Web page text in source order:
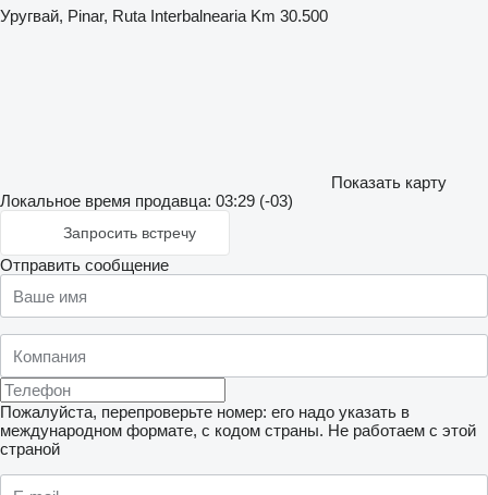
Уругвай, Pinar, Ruta Interbalnearia Km 30.500
Показать карту
Локальное время продавца: 03:29 (-03)
Запросить встречу
Отправить сообщение
Пожалуйста, перепроверьте номер: его надо указать в
международном формате, с кодом страны. Не работаем с этой
страной